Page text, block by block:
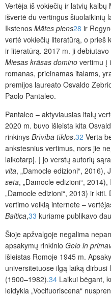
Vertėja iš vokiečių ir latvių
išvertė du vertingus šiuolaikinių
Ikstenos Mātes piens28 ir
vertė vokiečių literatūrą, o prieš
ir literatūrą. 2017 m. ji
Miesas krāsas domino vertimu į
romanas, prieinamas italams,
premijos laureato Osvaldo
Paolo Pantaleo.
Pantaleo – aktyviausias italų
2020 m. buvo išleista kita
rinkinys Brīvība tīklos.32 Verta
ankstesnius vertimus, nors jie
laikotarpį. Į jo verstų autorių
vita, „Damocle edizioni“, 2016),
seta, „Damocle edizioni“,
„Damocle edizioni“, 2013) ir
vertimo veiklą internete –
Baltica,33 kuriame publikavo
Šioje apžvalgoje negalima
apsakymų rinkinio Gelo in
išleistas Romoje 1945 m.
universitetuose ilgą laiką
(1900–1982).34 Laikui bėgant,
leidykla „Vocifuoriscena“